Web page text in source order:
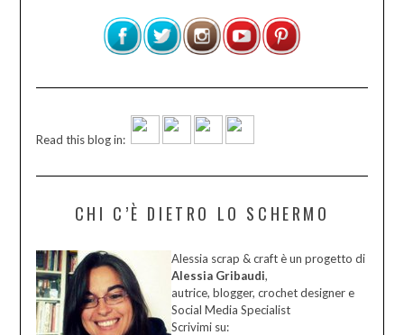
Read this blog in:
CHI C’È DIETRO LO SCHERMO
Alessia scrap & craft è un progetto di
Alessia Gribaudi,
autrice, blogger, crochet designer e
Social Media Specialist
Scrivimi su: